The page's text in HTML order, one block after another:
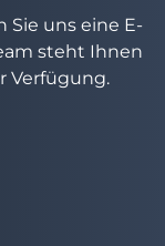
Sie uns eine E-
steht Ihnen
Verfügung.